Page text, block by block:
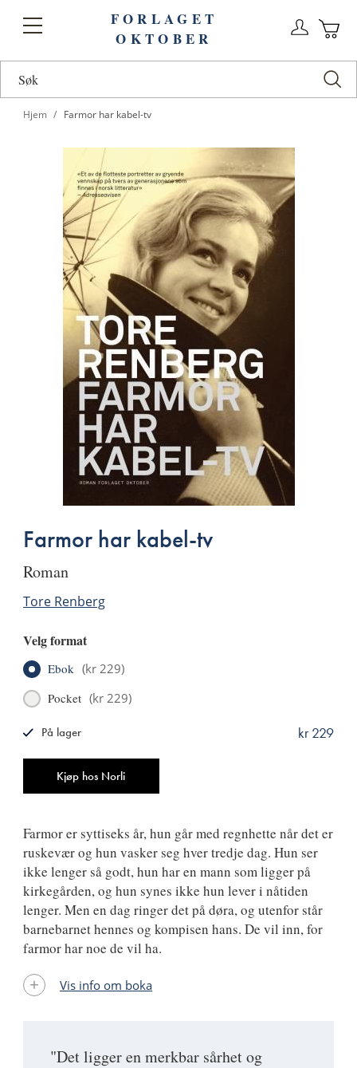
Toggle
FORLAGET
OKTOBER
Hjem Farmor har kabel-tv
Farmor har kabel-tv
roman
Tore Renberg
Velg format
Ebok (kr 229)
Pocket (kr 229)
Kjøp hos Norli
kr 229
På lager
"Det ligger en merkbar sårhet og
Farmor er syttiseks år, hun går med regnhette når det er
ruskevær og hun vasker seg hver tredje dag. Hun ser
ikke lenger så godt, hun har en mann som ligger på
kirkegården, og hun synes ikke hun lever i nåtiden
lenger. Men en dag ringer det på døra, og utenfor står
barnebarnet hennes og kompisen hans. De vil inn, for
farmor har noe de vil ha.
Vis info om boka